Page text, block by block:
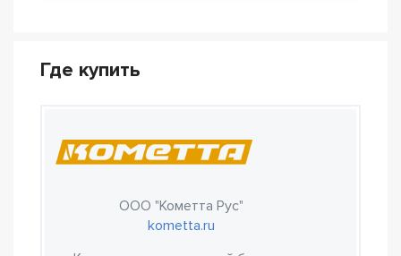
Где купить
ООО "Кометта Рус"
kometta.ru